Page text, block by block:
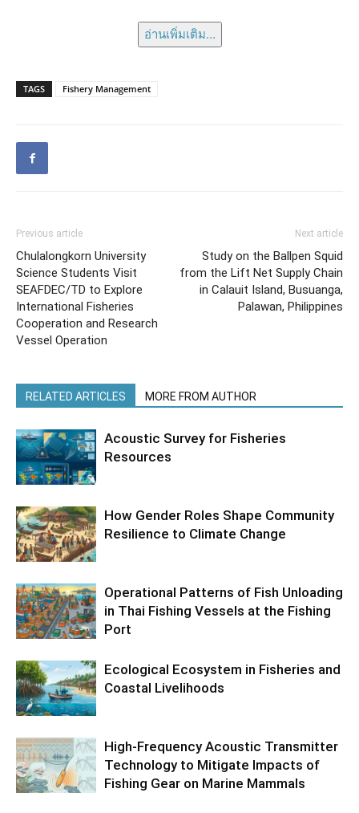
อ่านเพิ่มเติม…
TAGS Fishery Management
Previous article
Chulalongkorn University
Science Students Visit
SEAFDEC/TD to Explore
International Fisheries
Cooperation and Research
Vessel Operation
Next article
Study on the Ballpen Squid
from the Lift Net Supply Chain
in Calauit Island, Busuanga,
Palawan, Philippines
RELATED ARTICLES MORE FROM AUTHOR
Acoustic Survey for Fisheries
Resources
How Gender Roles Shape Community
Resilience to Climate Change
Operational Patterns of Fish Unloading
in Thai Fishing Vessels at the Fishing
Port
Ecological Ecosystem in Fisheries and
Coastal Livelihoods
High-Frequency Acoustic Transmitter
Technology to Mitigate Impacts of
Fishing Gear on Marine Mammals